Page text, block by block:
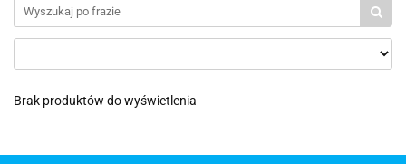
Brak produktów do wyświetlenia